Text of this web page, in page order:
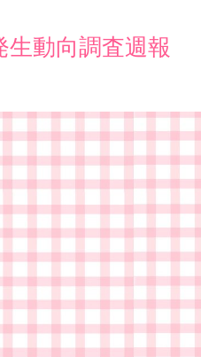
動向調査週報